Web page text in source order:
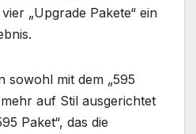
„Upgrade Pakete“ ein
sowohl mit dem „595
auf Stil ausgerichtet
Paket“, das die